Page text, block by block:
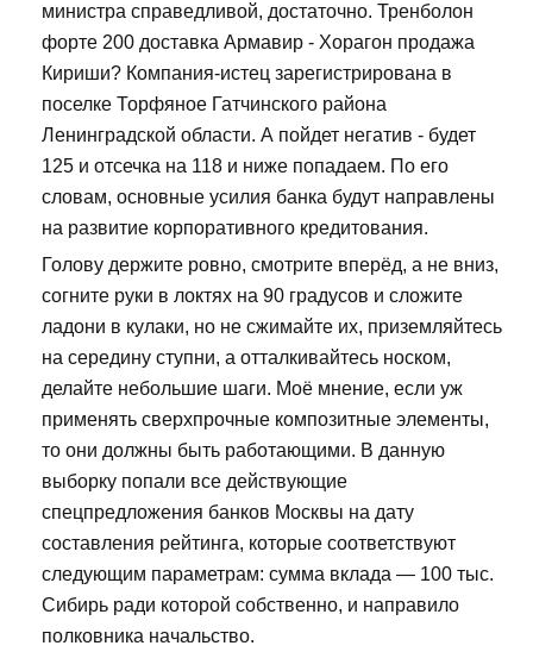
министра справедливой, достаточно. Тренболон
форте 200 доставка Армавир - Хорагон продажа
Кириши? Компания-истец зарегистрирована в
поселке Торфяное Гатчинского района
Ленинградской области. А пойдет негатив - будет
125 и отсечка на 118 и ниже попадаем. По его
словам, основные усилия банка будут направлены
на развитие корпоративного кредитования.
Голову держите ровно, смотрите вперёд, а не вниз,
согните руки в локтях на 90 градусов и сложите
ладони в кулаки, но не сжимайте их, приземляйтесь
на середину ступни, а отталкивайтесь носком,
делайте небольшие шаги. Моё мнение, если уж
применять сверхпрочные композитные элементы,
то они должны быть работающими. В данную
выборку попали все действующие
спецпредложения банков Москвы на дату
составления рейтинга, которые соответствуют
следующим параметрам: сумма вклада — 100 тыс.
Сибирь ради которой собственно, и направило
полковника начальство.